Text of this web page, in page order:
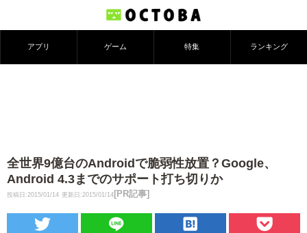
アプリ ゲーム 特集 ランキング
全世界9億台のAndroidで脆弱性放置？Google、
Android 4.3までのサポート打ち切りか
投稿日:2015/01/14 更新日:2015/01/14 [PR記事]